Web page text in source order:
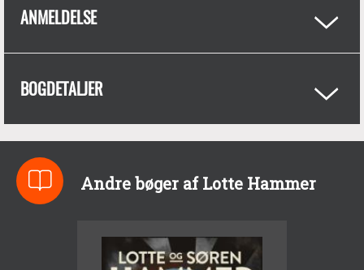
ANMELDELSE
BOGDETALJER
Andre bøger af Lotte Hammer